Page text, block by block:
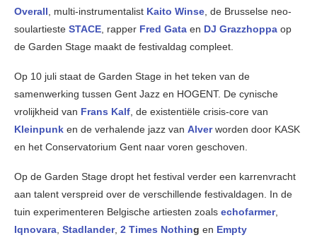
Overall , multi-instrumentalist Kaito Winse , de Brusselse neo-
soulartieste STACE , rapper Fred Gata en DJ Grazzhoppa op
de Garden Stage maakt de festivaldag compleet.
Op 10 juli staat de Garden Stage in het teken van de
samenwerking tussen Gent Jazz en HOGENT. De cynische
vrolijkheid van Frans Kalf , de existentiële crisis-core van
Kleinpunk en de verhalende jazz van Alverworden door KASK
en het Conservatorium Gent naar voren geschoven.
Op de Garden Stage dropt het festival verder een karrenvracht
aan talent verspreid over de verschillende festivaldagen. In de
tuin experimenteren Belgische artiesten zoals echofarmer,
Iqnovara Stadlander, 2 Times Nothing en Empty